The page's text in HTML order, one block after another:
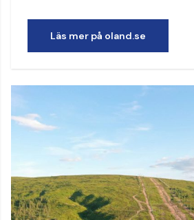
Läs mer på oland.se